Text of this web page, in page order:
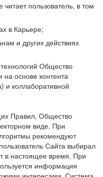
пользователь, в том
в Карьере;
и других действиях
Общество
основе контента
и коллаборативной
Правил, Общество
виде. При
рекомендуют
Сайта выбирал
в настоящее время. При
информация